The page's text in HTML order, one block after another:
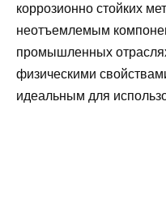
коррозионно стойких
неотъемлемым
промышленных
физическими
идеальным для